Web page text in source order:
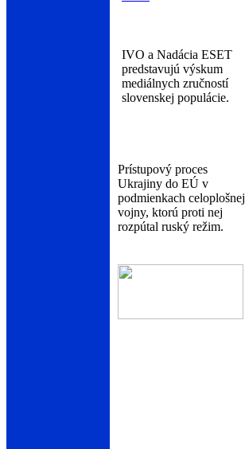
IVO a Nadácia ESET
predstavujú výskum
mediálnych zručností
slovenskej populácie.
Prístupový proces
Ukrajiny do EÚ v
podmienkach celoplošnej
vojny, ktorú proti nej
rozpútal ruský režim.